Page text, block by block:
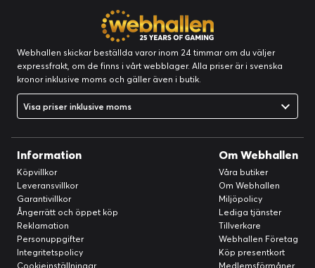
Webhallen skickar beställda varor inom 24 timmar om du väljer
expressfrakt, om de finns i vårt webblager. Alla priser är i svenska
kronor inklusive moms och gäller även i butik.
Visa priser inklusive moms
Information
Köpvillkor
Leveransvillkor
Garantivillkor
Ångerrätt och öppet köp
Reklamation
Personuppgifter
Integritetspolicy
Cookieinställningar
Om Webhallen
Våra butiker
Om Webhallen
Miljöpolicy
Lediga tjänster
Tillverkare
Webhallen Företag
Köp presentkort
Medlemsförmåner